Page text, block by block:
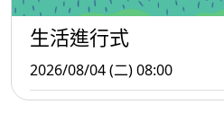
生活進行式
2026/08/04 (二) 08:00